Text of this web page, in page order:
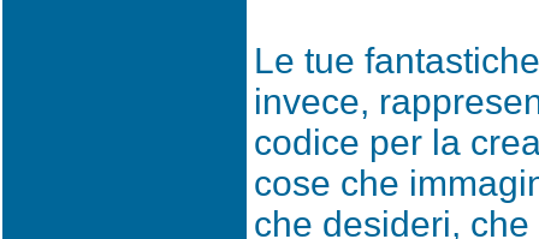
Le tue
invece,
codice per la
cose che
che desideri,